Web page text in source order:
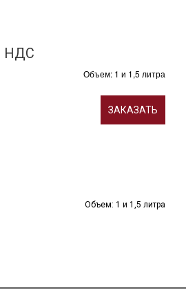
НДС
Объем: 1 и 1,5 литра
ЗАКАЗАТЬ
Объем: 1 и 1,5 литра